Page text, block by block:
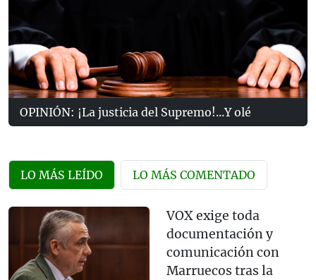
OPINIÓN: ¡La justicia del Supremo!...Y olé
LO MÁS LEÍDO LO MÁS COMENTADO
VOX exige toda
documentación y
comunicación con
Marruecos tras la